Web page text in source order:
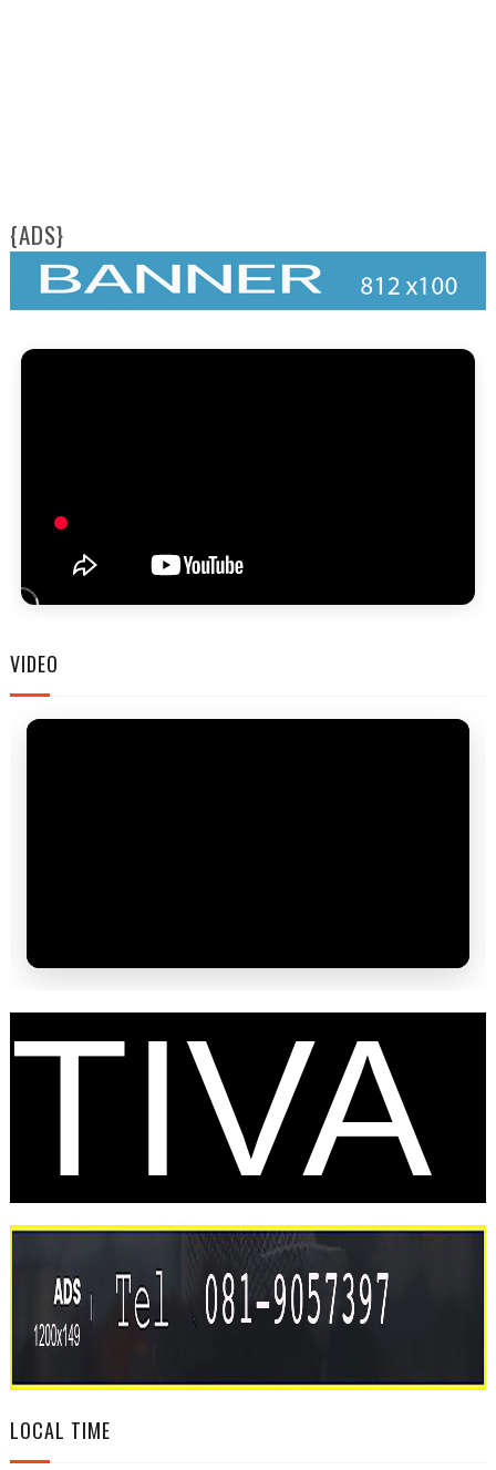
{ADS}
VIDEO
FAM
TIVA
L
LOCAL TIME